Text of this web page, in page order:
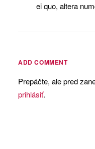
ei quo, altera
ADD COMMENT
Prepáčte, ale pred
prihlásiť.